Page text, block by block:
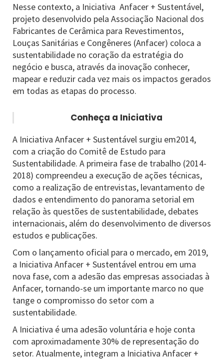
Nesse contexto, a Iniciativa Anfacer + Sustentável,
projeto desenvolvido pela Associação Nacional dos
Fabricantes de Cerâmica para Revestimentos,
Louças Sanitárias e Congêneres (Anfacer) coloca a
sustentabilidade no coração da estratégia do
negócio e busca, através da inovação conhecer,
mapear e reduzir cada vez mais os impactos gerados
em todas as etapas do processo.
Conheça a Iniciativa
A Iniciativa Anfacer + Sustentável surgiu em2014,
com a criação do Comitê de Estudo para
Sustentabilidade. A primeira fase de trabalho (2014-
2018) compreendeu a execução de ações técnicas,
como a realização de entrevistas, levantamento de
dados e entendimento do panorama setorial em
relação às questões de sustentabilidade, debates
internacionais, além do desenvolvimento de diversos
estudos e publicações.
Com o lançamento oficial para o mercado, em 2019,
a Iniciativa Anfacer + Sustentável entrou em uma
nova fase, com a adesão das empresas associadas à
Anfacer, tornando-se um importante marco no que
tange o compromisso do setor com a
sustentabilidade.
A Iniciativa é uma adesão voluntária e hoje conta
com aproximadamente 30% de representação do
setor. Atualmente, integram a Iniciativa Anfacer +